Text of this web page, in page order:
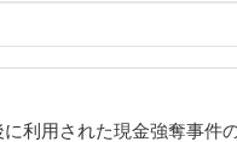
利用された現金強奪事件